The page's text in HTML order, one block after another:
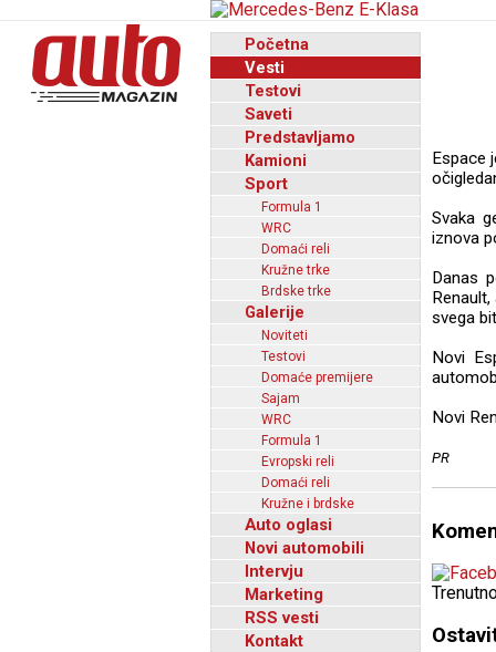
Početna
Vesti
Testovi
Saveti
Predstavljamo
Kamioni
Sport
Formula 1
WRC
Domaći reli
Kružne trke
Brdske trke
Galerije
Noviteti
Testovi
Domaće premijere
Sajam
WRC
Formula 1
Evropski reli
Domaći reli
Kružne i brdske
Auto oglasi
Novi automobili
Intervju
Marketing
RSS vesti
Kontakt
Espace
Svaka
iznova
Danas
svega
Novi
Novi
PR